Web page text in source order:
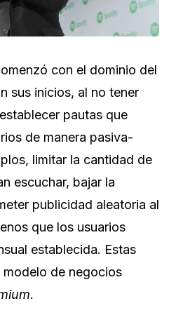
con el dominio del
sus inicios, al no tener
pautas que
de manera pasiva-
limitar la cantidad de
escuchar, bajar la
publicidad aleatoria al
que los usuarios
establecida. Estas
de negocios
.